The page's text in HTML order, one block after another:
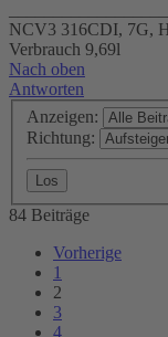
NCV3 316CDI, 7G,
Verbrauch 9,69l
Nach oben
Antworten
Anzeigen:
Richtung:
84 Beiträge
Vorherige
1
2
3
4